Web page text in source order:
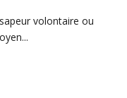
volontaire ou